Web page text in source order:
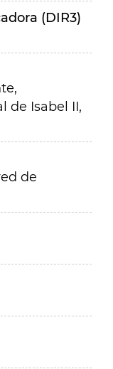
(DIR3)
de Isabel II,
de